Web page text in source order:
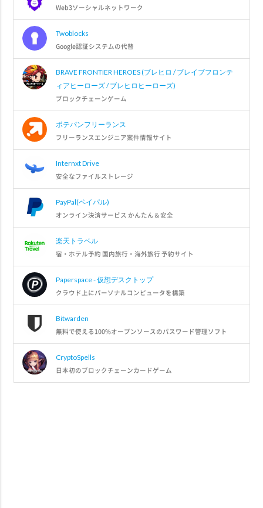
Web3ソーシャルネットワーク
Twoblocks
Google認証システムの代替
BRAVE FRONTIER HEROES (ブレヒロ / ブレイブフロンテ
ィアヒーローズ / ブレヒロヒーローズ)
ブロックチェーンゲーム
ポテパンフリーランス
フリーランスエンジニア案件情報サイト
Internxt Drive
安全なファイルストレージ
PayPal(ペイパル)
オンライン決済サービス かんたん＆安全
楽天トラベル
宿・ホテル予約 国内旅行・海外旅行 予約サイト
Paperspace - 仮想デスクトップ
クラウド上にパーソナルコンピュータを構築
Bitwarden
無料で使える100%オープンソースのパスワード管理ソフト
CryptoSpells
日本初のブロックチェーンカードゲーム